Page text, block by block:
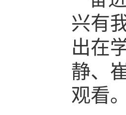
兴有
出在
静、
观看